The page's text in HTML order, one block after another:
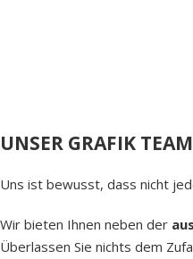
UNSER GRAFIK
Uns ist bewusst, dass nicht
Wir bieten Ihnen neben der
Überlassen Sie nichts dem